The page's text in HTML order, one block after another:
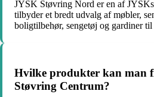
JYSK Støvring Nord er en af
tilbyder et bredt udvalg af møbler,
boligtilbehør, sengetøj og gardiner
Hvilke produkter kan man
Støvring Centrum?